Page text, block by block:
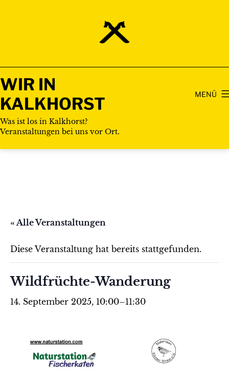
WIR IN
KALKHORST
Was ist los in Kalkhorst?
Veranstaltungen bei uns vor Ort.
MENÜ
« Alle Veranstaltungen
Diese Veranstaltung hat bereits stattgefunden.
Wildfrüchte-Wanderung
14. September 2025, 10:00–11:30